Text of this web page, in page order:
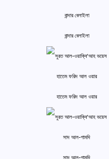
বান্দার বেলাইলা
হাতেম ফরিদ আল ওয়ার